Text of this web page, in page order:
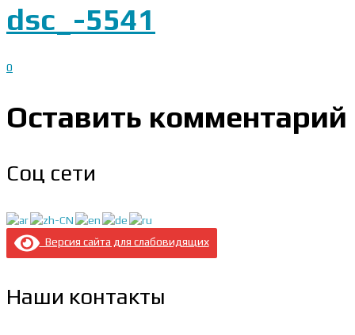
dsc_-5541
0
Оставить комментарий
Соц сети
Версия сайта для слабовидящих
Наши контакты